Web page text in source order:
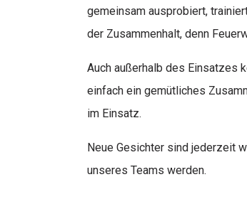
gemeinsam ausprobiert,
der Zusammenhalt, denn
Auch außerhalb des Einsatzes
einfach ein gemütliches
im Einsatz.
Neue Gesichter sind jederzeit
unseres Teams werden.